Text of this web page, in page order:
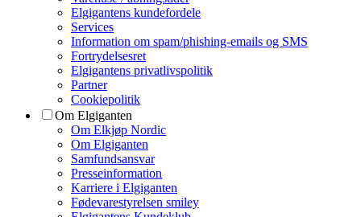
Elgigantens kundefordele
Services
Information om spam/phishing-emails og SMS
Fortrydelsesret
Elgigantens privatlivspolitik
Partner
Cookiepolitik
Om Elgiganten
Om Elkjøp Nordic
Om Elgiganten
Samfundsansvar
Presseinformation
Karriere i Elgiganten
Fødevarestyrelsen smiley